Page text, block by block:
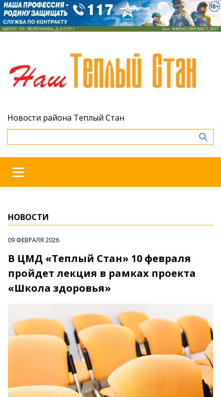
Новости района Теплый Стан
НОВОСТИ
09 ФЕВРАЛЯ 2026
В ЦМД «Теплый Стан» 10 февраля
пройдет лекция в рамках проекта
«Школа здоровья»